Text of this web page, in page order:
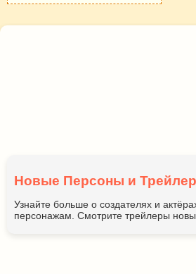
Новые Персоны и
Узнайте больше о создателях и
персонажам. Смотрите трейлеры